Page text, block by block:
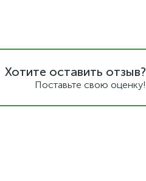
Хотите оставить отзыв?
Поставьте свою оценку!